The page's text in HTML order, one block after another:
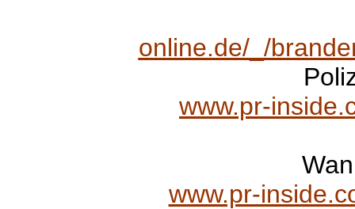
online.de/_/
www.pr-
www.pr-